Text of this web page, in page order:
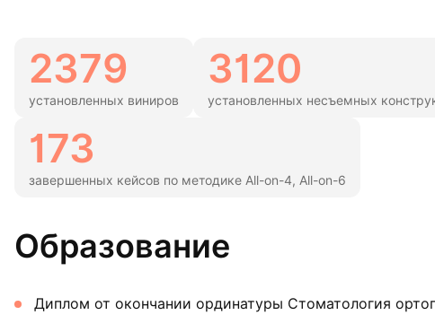
2379
установленных виниров
3120
установленных несъемных
173
завершенных кейсов по методике All-on-4, All-on-6
Образование
Диплом от окончании ординатуры Стоматология